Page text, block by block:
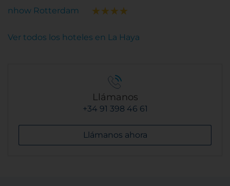
nhow Rotterdam
Ver todos los hoteles en La Haya
Llámanos
+34 91 398 46 61
Llámanos ahora